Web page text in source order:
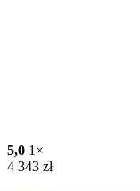
5,0 1×
4 343 zł